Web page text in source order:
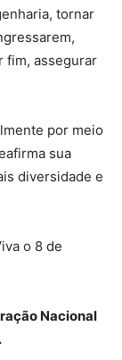
tornar
fim, assegurar
por meio
sua
diversidade e
o 8 de
Nacional